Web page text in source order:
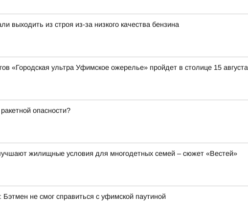
выходить из строя из-за низкого качества бензина
«Городская ультра Уфимское ожерелье» пройдет в столице 15 августа
опасности?
жилищные условия для многодетных семей – сюжет «Вестей»
Бэтмен не смог справиться с уфимской паутиной